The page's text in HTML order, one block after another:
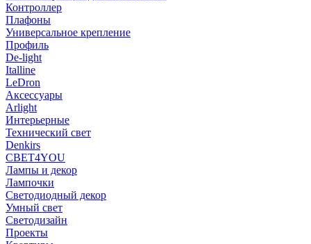
Контроллер
Плафоны
Универсальное крепление
Профиль
De-light
Italline
LeDron
Аксессуары
Arlight
Интерьерные
Технический свет
Denkirs
СВЕТ4YOU
Лампы и декор
Лампочки
Светодиодный декор
Умный свет
Светодизайн
Проекты